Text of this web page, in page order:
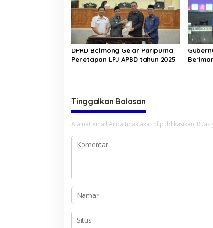
DPRD Bolmong Gelar Paripurna
Penetapan LPJ APBD tahun 2025
Tinggalkan Balasan
Alamat email Anda tidak akan dipublikasikan.